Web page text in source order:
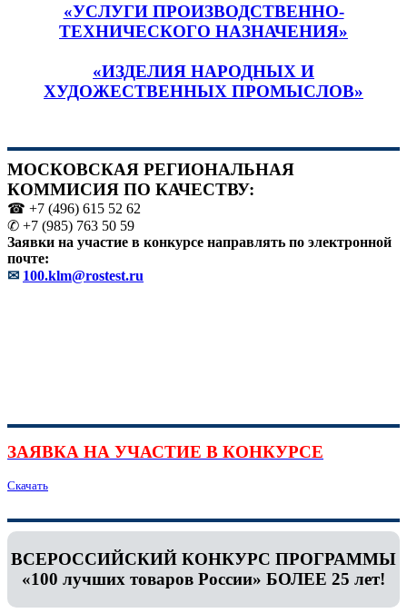
«УСЛУГИ ПРОИЗВОДСТВЕННО-
ТЕХНИЧЕСКОГО НАЗНАЧЕНИЯ»
«ИЗДЕЛИЯ НАРОДНЫХ И
ХУДОЖЕСТВЕННЫХ ПРОМЫСЛОВ»
МОСКОВСКАЯ РЕГИОНАЛЬНАЯ
КОММИСИЯ ПО КАЧЕСТВУ:
☎ +7 (496) 615 52 62
✆ +7 (985) 763 50 59
Заявки на участие в конкурсе направлять по электронной
почте:
✉ 100.klm@rostest.ru
ЗАЯВКА НА УЧАСТИЕ В КОНКУРСЕ
Скачать
ВСЕРОССИЙСКИЙ КОНКУРС ПРОГРАММЫ
«100 лучших товаров России» БОЛЕЕ 25 лет!